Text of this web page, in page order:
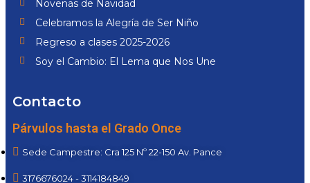
Novenas de Navidad
Celebramos la Alegría de Ser Niño
Regreso a clases 2025-2026
Soy el Cambio: El Lema que Nos Une
Contacto
Párvulos hasta el Grado Once
Sede Campestre: Cra 125 Nº 22-150 Av. Pance
3176676024 - 3114184849